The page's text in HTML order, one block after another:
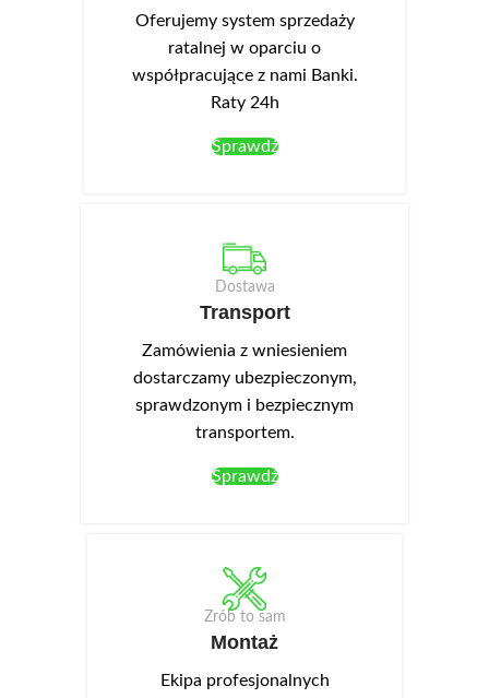
zlewozmywak DZ8.
front akrylowy. Szafka zlewowa
z dużą szufladą z pełnym
wysuwem DZS6.
Oferujemy system sprzedaży
ratalnej w oparciu o
współpracujące z nami Banki.
Raty 24h
Sprawdź
Dostawa
Transport
Zamówienia z wniesieniem
dostarczamy ubezpieczonym,
sprawdzonym i bezpiecznym
transportem.
Sprawdź
Zrób to sam
Montaż
Ekipa profesjonalnych